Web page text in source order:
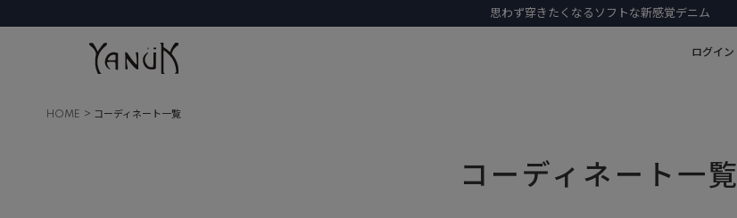
思わず穿きたくなるソフトな新感覚デニム
ログイン
HOME コーディネート一覧
コーディネート一覧